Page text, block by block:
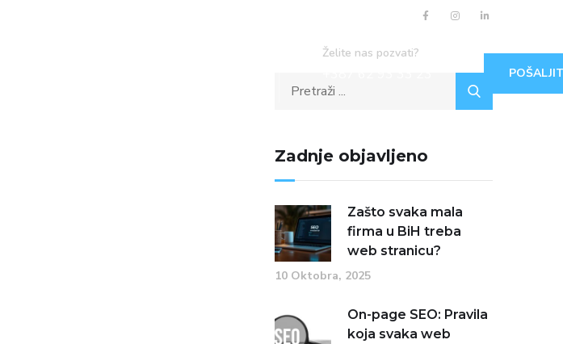
Želite nas pozvati?
Zadnje objavljeno
Zašto svaka mala
firma u BiH treba
web stranicu?
10 Oktobra, 2025
On-page SEO: Pravila
koja svaka web